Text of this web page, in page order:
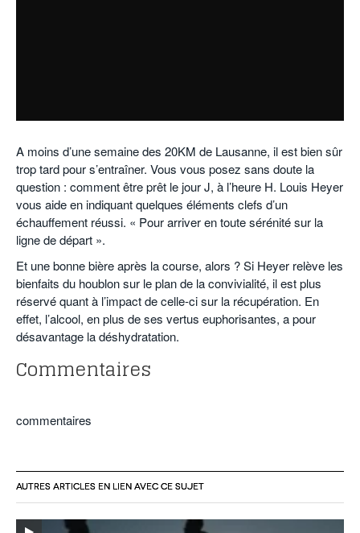
A moins d’une semaine des 20KM de Lausanne, il est bien sûr
trop tard pour s’entraîner. Vous vous posez sans doute la
question : comment être prêt le jour J, à l’heure H. Louis Heyer
vous aide en indiquant quelques éléments clefs d’un
échauffement réussi. « Pour arriver en toute sérénité sur la
ligne de départ ».
Et une bonne bière après la course, alors ? Si Heyer relève les
bienfaits du houblon sur le plan de la convivialité, il est plus
réservé quant à l’impact de celle-ci sur la récupération. En
effet, l’alcool, en plus de ses vertus euphorisantes, a pour
désavantage la déshydratation.
Commentaires
commentaires
AUTRES ARTICLES EN LIEN AVEC CE SUJET